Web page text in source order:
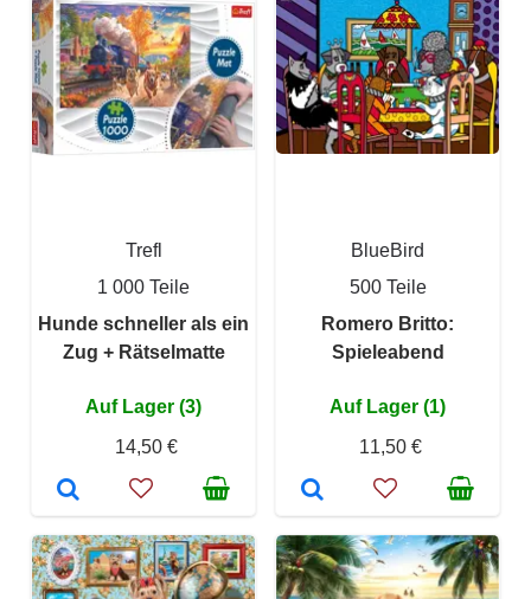
Trefl
1 000 Teile
Hunde schneller als ein
Zug + Rätselmatte
Auf Lager (3)
14,50 €
BlueBird
500 Teile
Romero Britto:
Spieleabend
Auf Lager (1)
11,50 €